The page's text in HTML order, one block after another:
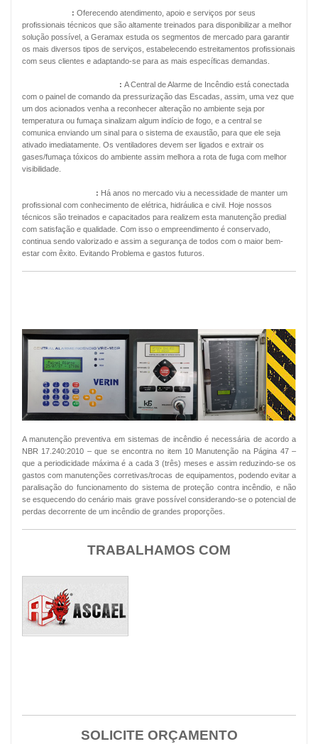
: Oferecendo atendimento, apoio e serviços por seus
profissionais técnicos que são altamente treinados para disponibilizar a melhor
solução possível, a Geramax estuda os segmentos de mercado para garantir
os mais diversos tipos de serviços, estabelecendo estreitamentos profissionais
com seus clientes e adaptando-se para as mais específicas demandas.
: A Central de Alarme de Incêndio está conectada
com o painel de comando da pressurização das Escadas, assim, uma vez que
um dos acionados venha a reconhecer alteração no ambiente seja por
temperatura ou fumaça sinalizam algum indício de fogo, e a central se
comunica enviando um sinal para o sistema de exaustão, para que ele seja
ativado imediatamente. Os ventiladores devem ser ligados e extrair os
gases/fumaça tóxicos do ambiente assim melhora a rota de fuga com melhor
visibilidade.
: Há anos no mercado viu a necessidade de manter um
profissional com conhecimento de elétrica, hidráulica e civil. Hoje nossos
técnicos são treinados e capacitados para realizem esta manutenção predial
com satisfação e qualidade. Com isso o empreendimento é conservado,
continua sendo valorizado e assim a segurança de todos com o maior bem-
estar com êxito. Evitando Problema e gastos futuros.
A manutenção preventiva em sistemas de incêndio é necessária de acordo a
NBR 17.240:2010 – que se encontra no item 10 Manutenção na Página 47 –
que a periodicidade máxima é a cada 3 (três) meses e assim reduzindo-se os
gastos com manutenções corretivas/trocas de equipamentos, podendo evitar a
paralisação do funcionamento do sistema de proteção contra incêndio, e não
se esquecendo do cenário mais grave possível considerando-se o potencial de
perdas decorrente de um incêndio de grandes proporções.
TRABALHAMOS COM
SOLICITE ORÇAMENTO